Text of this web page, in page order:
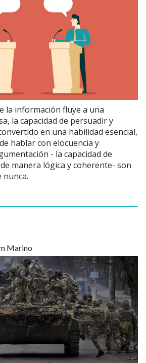
la información fluye a una
la capacidad de persuadir y
en una habilidad esencial,
hablar con elocuencia y
- la capacidad de
manera lógica y coherente- son
nunca.
Marino